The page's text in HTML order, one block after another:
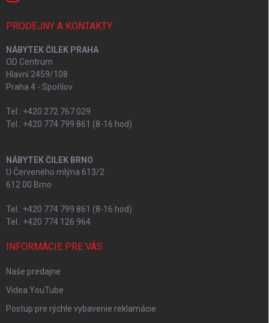
PRODEJNY A KONTAKTY
NÁBYTEK ČILEK PRAHA
OD Centrum
Hlavní 2459/108
Praha 4 - Spořilov
Tel.: +420 272 767 029
Tel.: +420 774 799 861 (8-16 hod)
NÁBYTEK ČILEK BRNO
U Červeného mlýna 613/2
612 00 Brno
Tel.: +420 774 799 861 (8-16 hod)
Tel.: +420 774 126 964
INFORMÁCIE PRE VÁS
Naše predajne
Videa YouTube
Postup pre rýchle vybavenie reklamácie